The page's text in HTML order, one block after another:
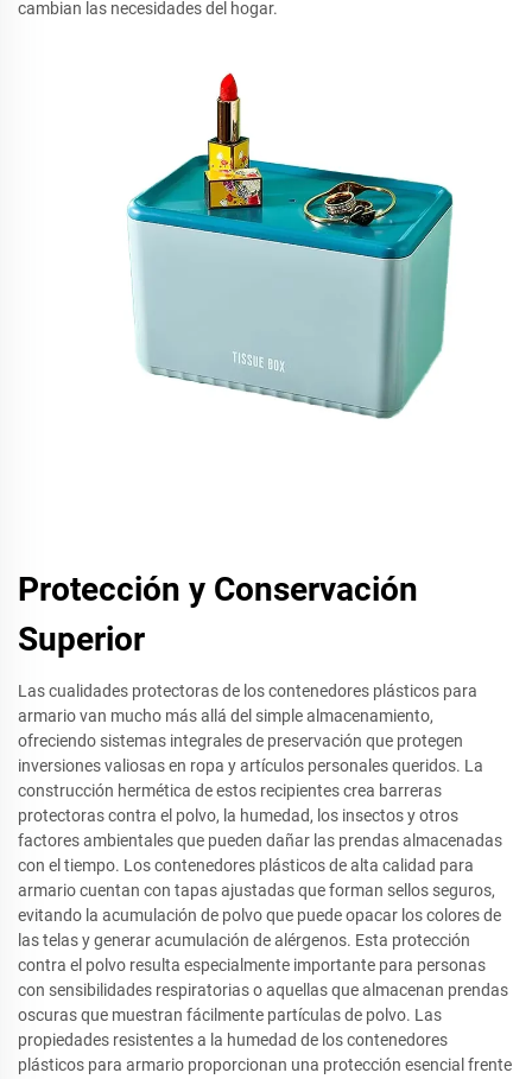
cambian las necesidades del hogar.
Protección y Conservación
Superior
Las cualidades protectoras de los contenedores plásticos para
armario van mucho más allá del simple almacenamiento,
ofreciendo sistemas integrales de preservación que protegen
inversiones valiosas en ropa y artículos personales queridos. La
construcción hermética de estos recipientes crea barreras
protectoras contra el polvo, la humedad, los insectos y otros
factores ambientales que pueden dañar las prendas almacenadas
con el tiempo. Los contenedores plásticos de alta calidad para
armario cuentan con tapas ajustadas que forman sellos seguros,
evitando la acumulación de polvo que puede opacar los colores de
las telas y generar acumulación de alérgenos. Esta protección
contra el polvo resulta especialmente importante para personas
con sensibilidades respiratorias o aquellas que almacenan prendas
oscuras que muestran fácilmente partículas de polvo. Las
propiedades resistentes a la humedad de los contenedores
plásticos para armario proporcionan una protección esencial frente